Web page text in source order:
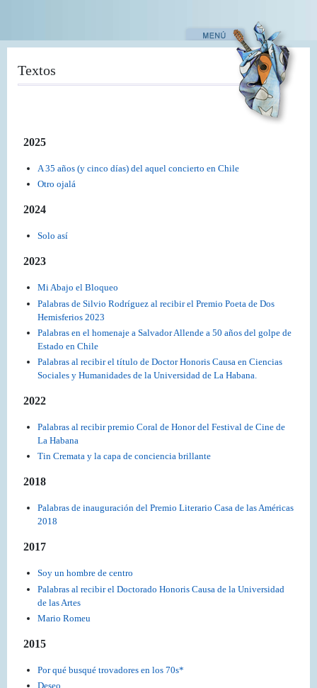
contenido
Textos
2025
A 35 años (y cinco días) del aquel concierto en Chile
Otro ojalá
2024
Solo así
2023
Mi Abajo el Bloqueo
Palabras de Silvio Rodríguez al recibir el Premio Poeta de Dos
Hemisferios 2023
Palabras en el homenaje a Salvador Allende a 50 años del golpe de
Estado en Chile
Palabras al recibir el título de Doctor Honoris Causa en Ciencias
Sociales y Humanidades de la Universidad de La Habana.
2022
Palabras al recibir premio Coral de Honor del Festival de Cine de
La Habana
Tin Cremata y la capa de conciencia brillante
2018
Palabras de inauguración del Premio Literario Casa de las Américas
2018
2017
Soy un hombre de centro
Palabras al recibir el Doctorado Honoris Causa de la Universidad
de las Artes
Mario Romeu
2015
Por qué busqué trovadores en los 70s*
Deseo